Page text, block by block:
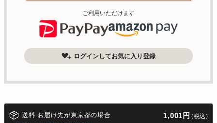
ご利用いただけます
ログインしてお気に入り登録
送料 お届け先が東京都の場合 1,001円 (税込)